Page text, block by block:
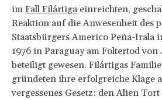
im Fall Filártiga einreichten,
Reaktion auf die Anwesenheit des
Staatsbürgers Americo Peña-Irala
1976 in Paraguay am Foltertod
beteiligt gewesen. Filártigas
gründeten ihre erfolgreiche Klage
vergessenes Gesetz: den Alien